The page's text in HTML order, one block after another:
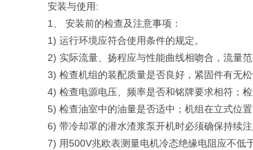
安装与使用 :
1 、 安装前的检查及注意事项：
1) 运行环境应符合使用条件的规定。
2) 实际流量、扬程应与性能曲线相吻合，流量
3) 检查机组的装配质量是否良好，紧固件有无
4) 检查电源电压、频率是否和铭牌要求相符；
5) 检查油室中的油量是否适中；机组在立式位
6) 带冷却罩的潜水渣浆泵开机时必须确保持续
7) 用500V兆欧表测量电机冷态绝缘电阻应不低